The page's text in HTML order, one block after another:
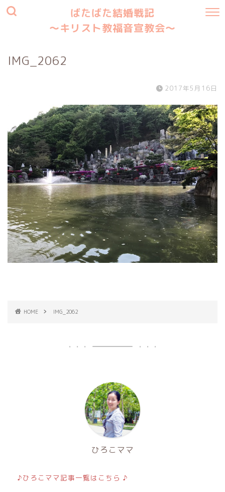
ばたばた結婚戦記
〜キリスト教福音宣教会〜
IMG_2062
2017年5月16日
HOME IMG_2062
ひろこママ
♪ひろこママ記事一覧はこちら ♪